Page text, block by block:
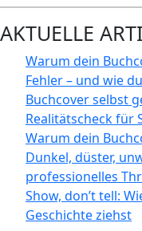
AKTUELLE
Warum dein
Fehler – und wie
Buchcover selbst
Realitätscheck für
Warum dein
Dunkel, düster,
professionelles
Show, don’t tell:
Geschichte ziehst